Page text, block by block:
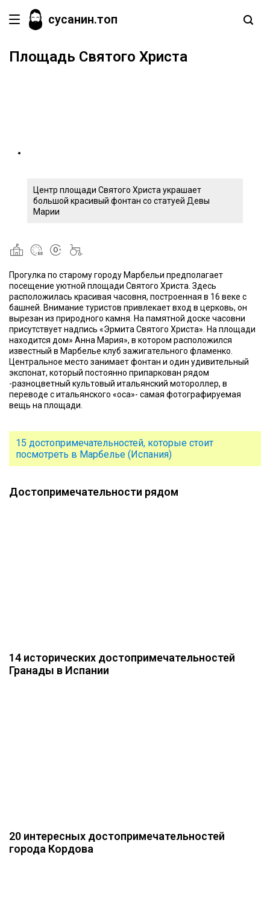
сусанин.топ
Площадь Святого Христа
Центр площади Святого Христа украшает
большой красивый фонтан со статуей Девы
Марии
Прогулка по старому городу Марбельи предполагает
посещение уютной площади Святого Христа. Здесь
расположилась красивая часовня, построенная в 16 веке с
башней. Внимание туристов привлекает вход в церковь, он
вырезан из природного камня. На памятной доске часовни
присутствует надпись «Эрмита Святого Христа». На площади
находится дом» Анна Мария», в котором расположился
известный в Марбелье клуб зажигательного фламенко.
Центральное место занимает фонтан и один удивительный
экспонат, который постоянно припаркован рядом
-разноцветный культовый итальянский мотороллер, в
переводе с итальянского «оса»- самая фотографируемая
вещь на площади.
15 достопримечательностей, которые стоит
посмотреть в Марбелье (Испания)
Достопримечательности рядом
14 исторических достопримечательностей
Гранады в Испании
20 интересных достопримечательностей
города Кордова